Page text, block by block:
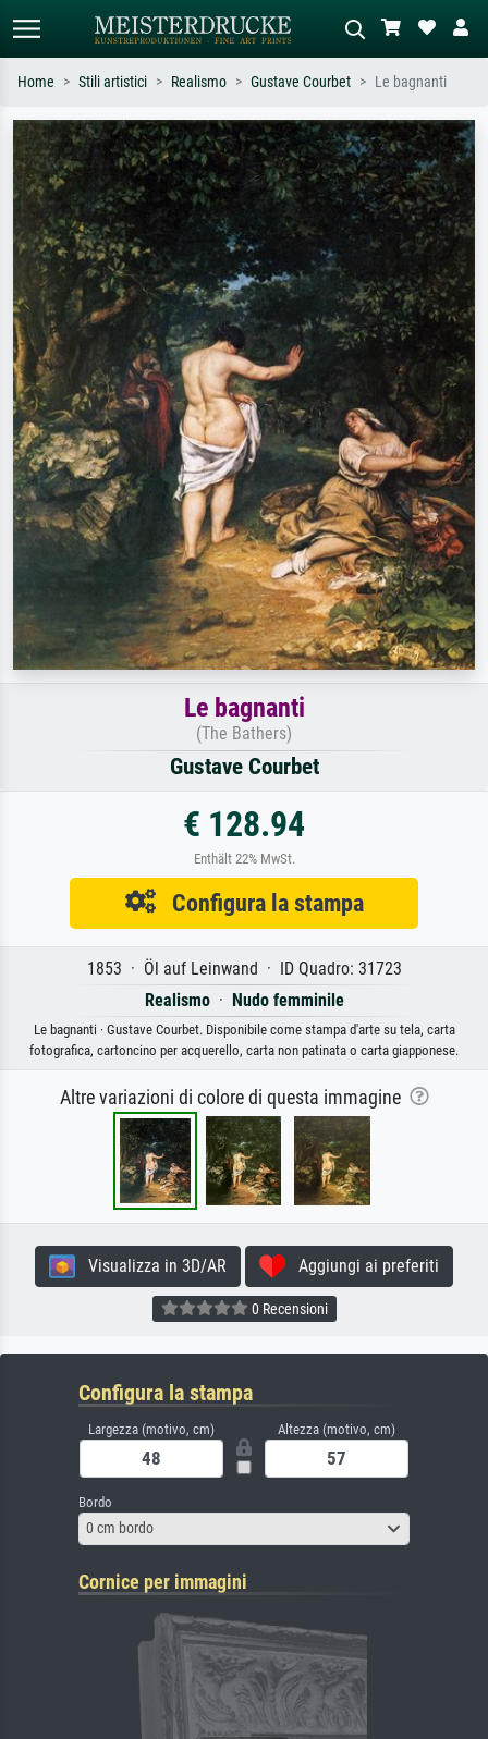
Ricerca standard Ricerca immagini AI
Cerca per artista, titolo o stile – es.
Monet, Notte stellata,
Impressionismo, onda di Hokusai,
nudo.
Descrivi la scena – es. prato verde,
astratto con molto rosso, dipinto a
olio scuro, nudo in piedi vicino a un
albero.
Home Stili artistici Realismo Gustave Courbet Le bagnanti
Le bagnanti
(The Bathers)
Gustave Courbet
€ 128.94
Enthält 22% MwSt.
Configura la stampa
1853 · Öl auf Leinwand · ID Quadro: 31723
Realismo· Nudo femminile
Le bagnanti · Gustave Courbet. Disponibile come stampa d'arte su tela, carta
fotografica, cartoncino per acquerello, carta non patinata o carta giapponese.
Altre variazioni di colore di questa immagine
Visualizza in 3D/AR Aggiungi ai preferiti
0 Recensioni
Configura la stampa
Largezza (motivo, cm) Altezza (motivo, cm)
Bordo
0 cm bordo
Cornice per immagini